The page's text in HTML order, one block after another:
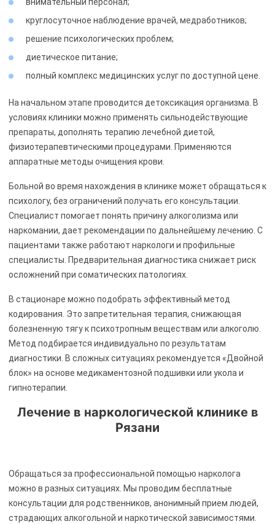
круглосуточное наблюдение врачей, медработников;
решение психологических проблем;
диетическое питание;
полный комплекс медицинских услуг по доступной цене.
На начальном этапе проводится детоксикация организма. В
условиях клиники можно применять сильнодействующие
препараты, дополнять терапию лечебной диетой,
физиотерапевтическими процедурами. Применяются
аппаратные методы очищения крови.
Больной во время нахождения в клинике может обращаться к
психологу, без ограничений получать его консультации.
Специалист помогает понять причину алкоголизма или
наркомании, дает рекомендации по дальнейшему лечению. С
пациентами также работают наркологи и профильные
специалисты. Предварительная диагностика снижает риск
осложнений при соматических патологиях.
В стационаре можно подобрать эффективный метод
кодирования. Это запретительная терапия, снижающая
болезненную тягу к психотропным веществам или алкоголю.
Метод подбирается индивидуально по результатам
диагностики. В сложных ситуациях рекомендуется «Двойной
блок» на основе медикаментозной подшивки или укола и
гипнотерапии.
Лечение в наркологической клинике в
Рязани
Обращаться за профессиональной помощью нарколога
можно в разных ситуациях. Мы проводим бесплатные
консультации для родственников, анонимный прием людей,
страдающих алкогольной и наркотической зависимостями.